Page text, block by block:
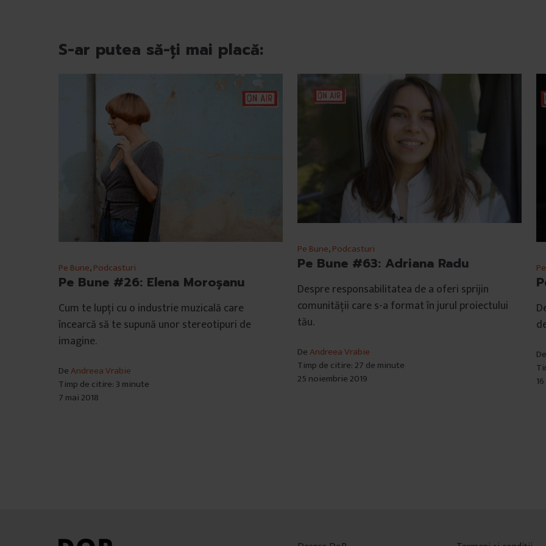
i
S-ar putea să-ți mai placă:
Pe Bune,Podcasturi
Pe Bune #26: Elena Moroșanu
Cum te lupți cu o industrie muzicală care
încearcă să te supună unor stereotipuri de
imagine.
DeAndreea Vrabie
Timp de citire: 3 minute
7 mai 2018
Pe Bune,Podcasturi
Pe Bune #63: Adriana Radu
Despre responsabilitatea de a oferi sprijin
comunității care s-a format în jurul proiectului
tău.
DeAndreea Vrabie
Timp de citire: 27 de minute
25 noiembrie 2019
De